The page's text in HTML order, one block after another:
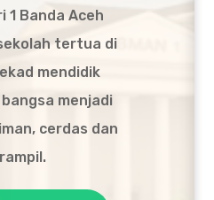
1 Banda Aceh
tertua di
mendidik
menjadi
cerdas dan